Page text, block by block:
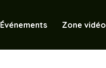
Événements Zone vidéo